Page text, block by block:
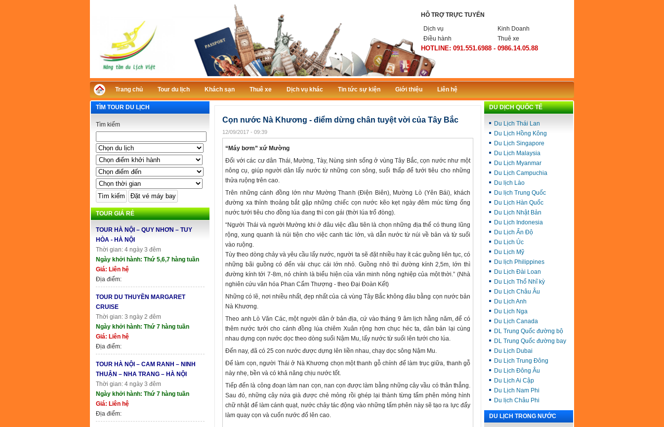
HỖ TRỢ TRỰC TUYẾN
Dịch vụ
Kinh Doanh
Điều hành
Thuê xe
HOTLINE: 091.551.6988 - 0986.14.05.88
Trang chủ Tour du lịch Khách sạn Thuê xe Dịch vụ khác Tin tức sự kiện Giới thiệu Liên hệ
TÌM TOUR DU LỊCH
Tìm kiếm
TOUR GIÁ RẺ
TOUR HÀ NỘI – QUY NHƠN – TUY
HÒA - HÀ NỘI
Thời gian: 4 ngày 3 đêm
Ngày khởi hành: Thứ 5,6,7 hàng tuần
Giá: Liên hệ
Địa điểm:
TOUR DU THUYỀN MARGARET
CRUISE
Thời gian: 3 ngày 2 đêm
Ngày khởi hành: Thứ 7 hàng tuần
Giá: Liên hệ
Địa điểm:
TOUR HÀ NỘI – CAM RANH – NINH
THUẬN – NHA TRANG – HÀ NỘI
Thời gian: 4 ngày 3 đêm
Ngày khởi hành: Thứ 7 hàng tuần
Giá: Liên hệ
Địa điểm:
Cọn nước Nà Khương - điểm dừng chân tuyệt vời của Tây Bắc
12/09/2017 - 09:39
“Máy bơm” xứ Mường
Đối với các cư dân Thái, Mường, Tày, Nùng sinh sống ở vùng Tây Bắc, cọn nước như một
nông cụ, giúp người dân lấy nước từ những con sông, suối thấp để tưới tiêu cho những
thửa ruộng trên cao.
Trên những cánh đồng lớn như Mường Thanh (Điện Biên), Mường Lò (Yên Bái), khách
đường xa thỉnh thoảng bắt gặp những chiếc cọn nước kẽo kẹt ngày đêm múc từng ống
nước tưới tiêu cho đồng lúa đang thì con gái (thời lúa trổ đòng).
“Người Thái và người Mường khi ở đâu việc đầu tiên là chọn những địa thế có thung lũng
rộng, xung quanh là núi tiện cho việc canh tác lớn, và dẫn nước từ núi về bản và từ suối
vào ruộng.
Tùy theo dòng chảy và yêu cầu lấy nước, người ta sẽ đặt nhiều hay ít các guồng liên tục, có
những bãi guồng có đến vài chục cái lớn nhỏ. Guồng nhỏ thì đường kính 2,5​m, lớn thì
đường kính tới 7​-8m, nó chính là biểu hiện của văn minh nông nghiệp của một thời.” (Nhà
nghiên cứu văn hóa Phan Cẩm Thượng - theo Đại Đoàn Kết)
Những có lẽ, nơi nhiều nhất, đẹp nhất của cả vùng Tây Bắc không đâu bằng cọn nước bản
Nà Khương.
Theo anh Lò Văn Các, một người dân ở bản địa, cứ vào tháng 9 âm lịch hằng năm, để có
thêm nước tưới cho cánh đồng lúa chiêm Xuân rộng hơn chục héc ta, dân bản lại cùng
nhau dựng cọn nước dọc theo dòng suối Nậm Mu, lấy nước từ suối lên tưới cho lúa.
Đến nay, đã có 25 con nước được dựng lên liền nhau, chạy dọc sông Nậm Mu.
Để làm cọn, người Thái ở Nà Khương chọn một thanh gỗ chính để làm trục giữa, thanh gỗ
này nhẹ, bền và có khả năng chịu nước tốt.
Tiếp đến là công đoạn làm nan cọn, nan cọn được làm bằng những cây vầu có thân thẳng.
Sau đó, những cây nứa già được chẻ mỏng rồi ghép lại thành từng tấm phên mỏng hình
chữ nhật để làm cánh quạt, nước chảy tác động vào những tấm phên này sẽ tạo ra lực đẩy
làm quay cọn và cuốn nước đổ lên cao.
DU DỊCH QUỐC TẾ
Du Lịch Thái Lan
Du Lịch Hồng Kông
Du Lịch Singapore
Du Lịch Malaysia
Du Lịch Myanmar
Du Lịch Campuchia
Du lịch Lào
Du lịch Trung Quốc
Du Lịch Hàn Quốc
Du Lịch Nhật Bản
Du Lịch Indonesia
Du Lịch Ấn Độ
Du Lịch Úc
Du Lịch Mỹ
Du lịch Philippines
Du Lịch Đài Loan
Du Lịch Thổ Nhĩ kỳ
Du Lịch Châu Âu
Du Lịch Anh
Du Lịch Nga
Du Lịch Canada
DL Trung Quốc đường bộ
DL Trung Quốc đường bay
Du Lịch Dubai
Du Lịch Trung Đông
Du Lịch Đông Âu
Du Lịch Ai Cập
Du Lịch Nam Phi
Du lịch Châu Phi
DU LỊCH TRONG NƯỚC